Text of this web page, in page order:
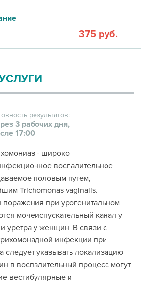
375 руб.
результатов:
3 рабочих дня,
17:00
- широко
воспалительное
половым путем,
Trichomonas vaginalis.
при урогенитальном
мочеиспускательный канал у
уретра у женщин. В связи с
инфекции при
следует указывать локализацию
в воспалительный процесс могут
вестибулярные и